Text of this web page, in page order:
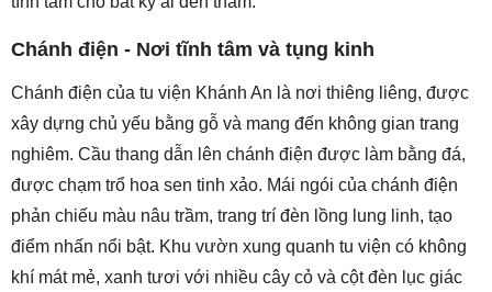
Chánh điện - Nơi tĩnh tâm và tụng kinh
Chánh điện của tu viện Khánh An là nơi thiêng liêng, được
xây dựng chủ yếu bằng gỗ và mang đến không gian trang
nghiêm. Cầu thang dẫn lên chánh điện được làm bằng đá,
được chạm trổ hoa sen tinh xảo. Mái ngói của chánh điện
phản chiếu màu nâu trầm, trang trí đèn lồng lung linh, tạo
điểm nhấn nổi bật. Khu vườn xung quanh tu viện có không
khí mát mẻ, xanh tươi với nhiều cây cỏ và cột đèn lục giác